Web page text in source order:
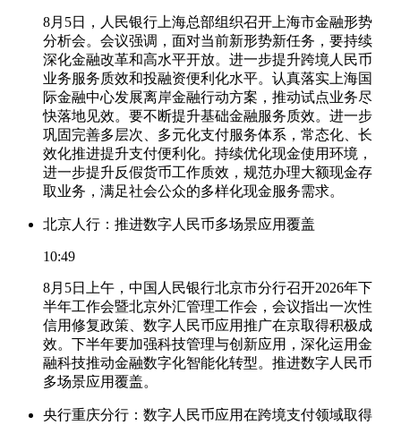
8月5日，人民银行上海总部组织召开上海市金融形势
分析会。会议强调，面对当前新形势新任务，要持续
深化金融改革和高水平开放。进一步提升跨境人民币
业务服务质效和投融资便利化水平。认真落实上海国
际金融中心发展离岸金融行动方案，推动试点业务尽
快落地见效。要不断提升基础金融服务质效。进一步
巩固完善多层次、多元化支付服务体系，常态化、长
效化推进提升支付便利化。持续优化现金使用环境，
进一步提升反假货币工作质效，规范办理大额现金存
取业务，满足社会公众的多样化现金服务需求。
北京人行：推进数字人民币多场景应用覆盖
10:49
8月5日上午，中国人民银行北京市分行召开2026年下
半年工作会暨北京外汇管理工作会，会议指出一次性
信用修复政策、数字人民币应用推广在京取得积极成
效。下半年要加强科技管理与创新应用，深化运用金
融科技推动金融数字化智能化转型。推进数字人民币
多场景应用覆盖。
央行重庆分行：数字人民币应用在跨境支付领域取得